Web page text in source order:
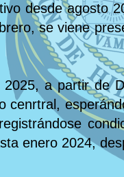
desde agosto
se viene
a partir de
cenrtral,
enero 2024,